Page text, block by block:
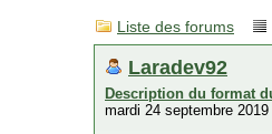
Liste des forums
Laradev92
Description du format
mardi 24 septembre